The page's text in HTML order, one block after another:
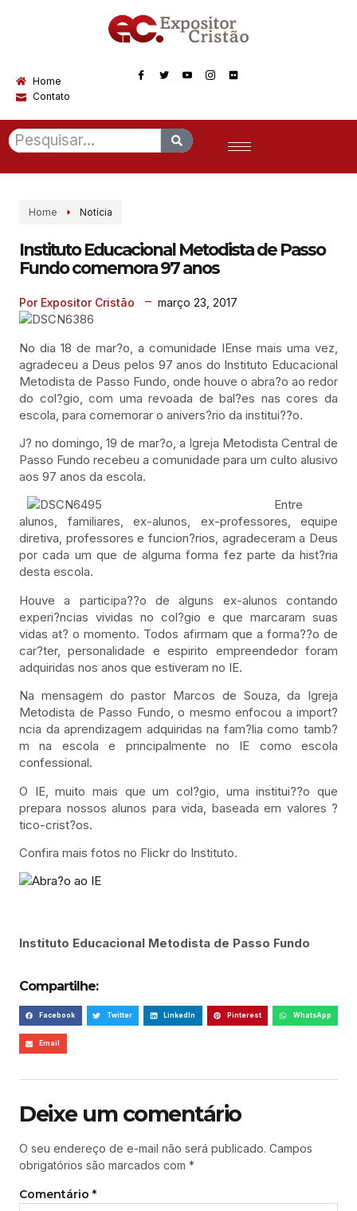
Home
Contato
Home Notícia
Instituto Educacional Metodista de Passo
Fundo comemora 97 anos
Por Expositor Cristão março 23, 2017
No dia 18 de mar?o, a comunidade IEnse mais uma vez,
agradeceu a Deus pelos 97 anos do Instituto Educacional
Metodista de Passo Fundo, onde houve o abra?o ao redor
do col?gio, com uma revoada de bal?es nas cores da
escola, para comemorar o anivers?rio da institui??o.
J? no domingo, 19 de mar?o, a Igreja Metodista Central de
Passo Fundo recebeu a comunidade para um culto alusivo
aos 97 anos da escola.
Entre
alunos, familiares, ex-alunos, ex-professores, equipe
diretiva, professores e funcion?rios, agradeceram a Deus
por cada um que de alguma forma fez parte da hist?ria
desta escola.
Houve a participa??o de alguns ex-alunos contando
experi?ncias vividas no col?gio e que marcaram suas
vidas at? o momento. Todos afirmam que a forma??o de
car?ter, personalidade e espirito empreendedor foram
adquiridas nos anos que estiveram no IE.
Na mensagem do pastor Marcos de Souza, da Igreja
Metodista de Passo Fundo, o mesmo enfocou a import?
ncia da aprendizagem adquiridas na fam?lia como tamb?
m na escola e principalmente no IE como escola
confessional.
O IE, muito mais que um col?gio, uma institui??o que
prepara nossos alunos para vida, baseada em valores ?
tico-crist?os.
Confira mais fotos no Flickr do Instituto.
Instituto Educacional Metodista de Passo Fundo
Compartilhe:
Facebook Twitter LinkedIn Pinterest WhatsApp
Email
Deixe um comentário
O seu endereço de e-mail não será publicado. Campos
obrigatórios são marcados com *
Comentário *